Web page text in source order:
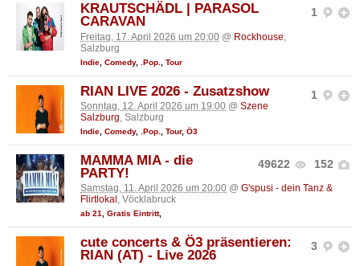
1
KRAUTSCHÄDL | PARASOL
CARAVAN
Freitag, 17. April 2026 um 20:00 @ Rockhouse
Salzburg
Indie Comedy, .Pop. Tour
1
RIAN LIVE 2026 - Zusatzshow
Sonntag, 12. April 2026 um 19:00 @ Szene
Salzburg, Salzburg
Indie Comedy, .Pop. Tour, Ö3
49622 152
MAMMA MIA - die
PARTY!
Samstag, 11. April 2026 um 20:00 @ G'spusi - dein Tanz &
Flirtlokal , Vöcklabruck
ab 21, Gratis Eintritt,
3
cute concerts & Ö3 präsentieren:
RIAN (AT) - Live 2026